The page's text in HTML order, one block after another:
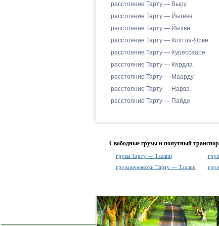
расстояние Тарту — Выру
расстояние Тарту — Йыгева
расстояние Тарту — Йыхви
расстояние Тарту — Кохтла-Ярве
расстояние Тарту — Курессааре
расстояние Тарту — Кярдла
расстояние Тарту — Маарду
расстояние Тарту — Нарва
расстояние Тарту — Пайде
Свободные грузы и попутный
грузы Тарту — Таллин
грузоперевозки Тарту — Таллин